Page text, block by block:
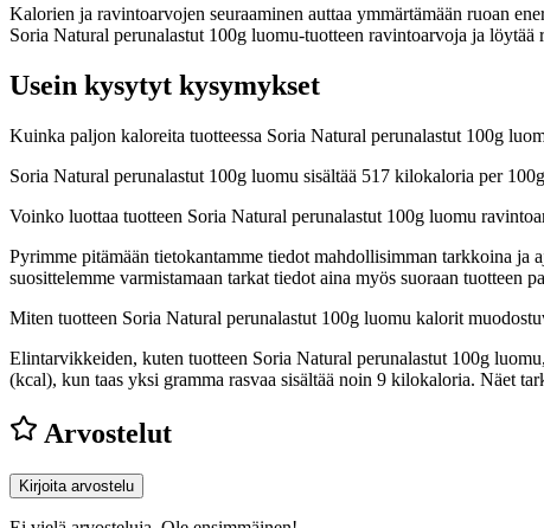
Kalorien ja ravintoarvojen seuraaminen auttaa ymmärtämään ruoan
Soria Natural perunalastut 100g luomu-tuotteen ravintoarvoja ja
Usein kysytyt kysymykset
Kuinka paljon kaloreita tuotteessa Soria Natural perunalastut 100g
Soria Natural perunalastut 100g luomu sisältää 517 kilokaloria per
Voinko luottaa tuotteen Soria Natural perunalastut 100g luomu
Pyrimme pitämään tietokantamme tiedot mahdollisimman tarkkoina
suosittelemme varmistamaan tarkat tiedot aina myös suoraan tuotteen
Miten tuotteen Soria Natural perunalastut 100g luomu kalorit
Elintarvikkeiden, kuten tuotteen Soria Natural perunalastut 100g
(kcal), kun taas yksi gramma rasvaa sisältää noin 9 kilokaloria. Näet
Arvostelut
Kirjoita arvostelu